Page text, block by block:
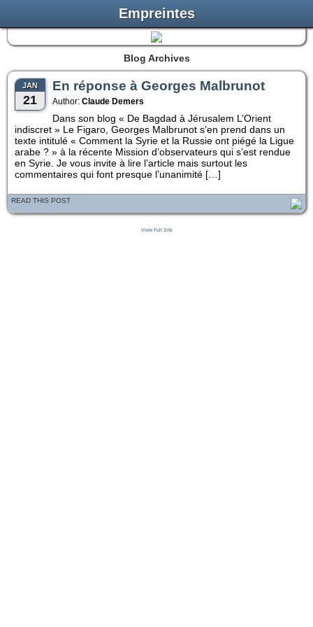
Empreintes
Blog Archives
JAN
21
En réponse à Georges Malbrunot
Author: Claude Demers
Dans son blog « De Bagdad à Jérusalem L’Orient
indiscret » Le Figaro, Georges Malbrunot s’en prend dans un
texte intitulé « Comment la Syrie et la Russie ont piégé la Ligue
arabe ? » à la récente Mission d’observateurs qui s’est rendue
en Syrie. Je vous invite à lire l’article mais surtout les
commentaires qui font presque l’unanimité […]
READ THIS POST
View Full Site